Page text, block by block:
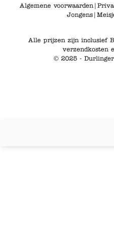
Algemene voorwaarden|
Jongens|
Alle prijzen zijn inclusief
verzendkosten
© 2025 - Durlinger